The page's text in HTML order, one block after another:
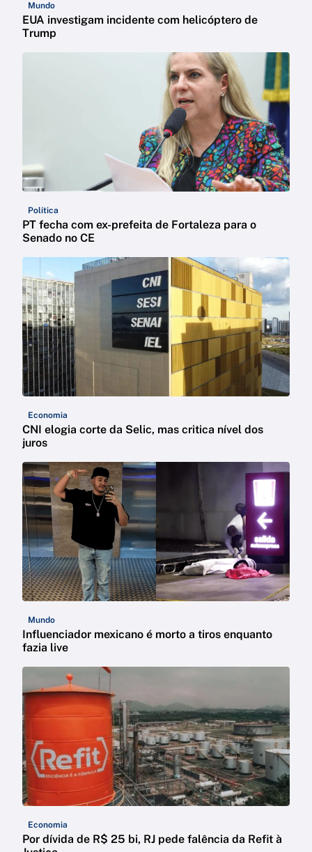
Mundo
EUA investigam incidente com helicóptero de
Trump
Política
PT fecha com ex-prefeita de Fortaleza para o
Senado no CE
Economia
CNI elogia corte da Selic, mas critica nível dos
juros
Mundo
Influenciador mexicano é morto a tiros enquanto
fazia live
Economia
Por dívida de R$ 25 bi, RJ pede falência da Refit à